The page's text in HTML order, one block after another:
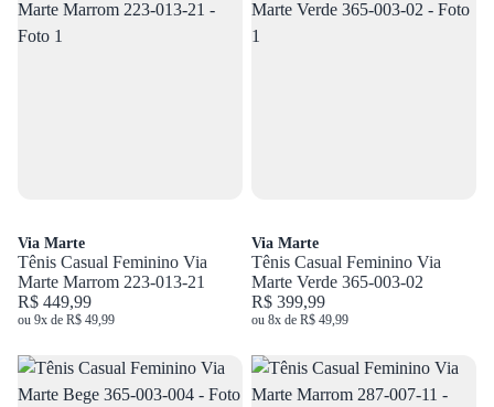
Via Marte
Tênis Casual Feminino Via
Marte Marrom 223-013-21
R$ 449,99
ou 9x de R$ 49,99
Via Marte
Tênis Casual Feminino Via
Marte Verde 365-003-02
R$ 399,99
ou 8x de R$ 49,99